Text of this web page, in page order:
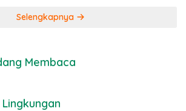
Selengkapnya
Membaca